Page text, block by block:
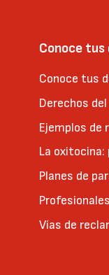
Conoce tus
Conoce tus
Derechos
Ejemplos de
La
Planes de
Profesionales
Vías de